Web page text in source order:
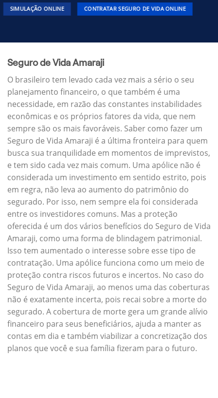
SIMULAÇÃO ONLINE CONTRATAR SEGURO DE VIDA ONLINE
Seguro de Vida Amaraji
O brasileiro tem levado cada vez mais a sério o seu
planejamento financeiro, o que também é uma
necessidade, em razão das constantes instabilidades
econômicas e os próprios fatores da vida, que nem
sempre são os mais favoráveis. Saber como fazer um
Seguro de Vida Amaraji é a última fronteira para quem
busca sua tranquilidade em momentos de imprevistos,
e tem sido cada vez mais comum. Uma apólice não é
considerada um investimento em sentido estrito, pois
em regra, não leva ao aumento do patrimônio do
segurado. Por isso, nem sempre ela foi considerada
entre os investidores comuns. Mas a proteção
oferecida é um dos vários benefícios do Seguro de Vida
Amaraji, como uma forma de blindagem patrimonial.
Isso tem aumentado o interesse sobre esse tipo de
contratação. Uma apólice funciona como um meio de
proteção contra riscos futuros e incertos. No caso do
Seguro de Vida Amaraji, ao menos uma das coberturas
não é exatamente incerta, pois recai sobre a morte do
segurado. A cobertura de morte gera um grande alívio
financeiro para seus beneficiários, ajuda a manter as
contas em dia e também viabilizar a concretização dos
planos que você e sua família fizeram para o futuro.